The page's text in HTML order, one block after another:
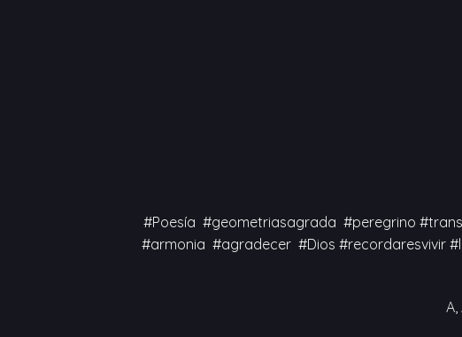
#Poesía #geometriasagrada #peregrino
#armonia #agradecer #Dios #recordaresvivir